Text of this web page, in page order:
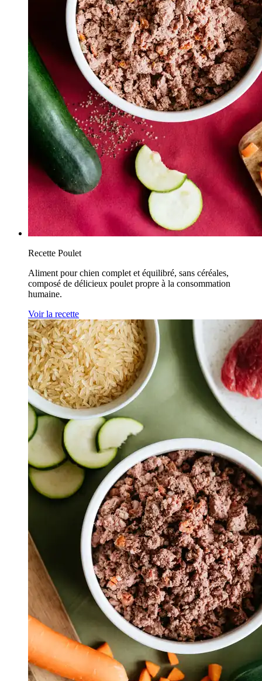
Recette Poulet
Aliment pour chien complet et équilibré, sans céréales,
composé de délicieux poulet propre à la consommation
humaine.
Voir la recette